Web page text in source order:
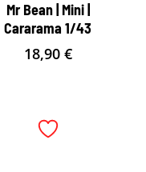
Mr Bean | Mini |
Cararama 1/43
18,90 €